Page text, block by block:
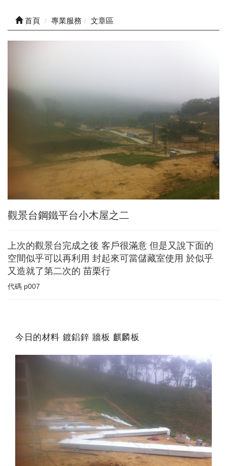
首頁 專業服務 文章區
觀景台鋼鐵平台小木屋之二
上次的觀景台完成之後 客戶很滿意 但是又說下面的
空間似乎可以再利用 封起來可當儲藏室使用 於似乎
又造就了第二次的 苗栗行
代碼 p007
今日的材料 鍍鋁鋅 牆板 麒麟板